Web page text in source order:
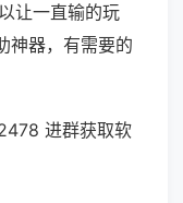
让一直输的玩
神器，有需要的
进群获取软